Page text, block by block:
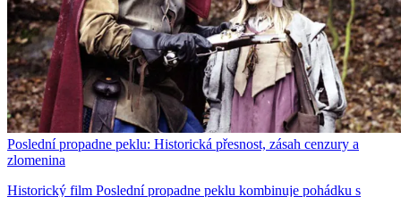
Poslední propadne peklu: Historická přesnost, zásah cenzury a
zlomenina
Historický film Poslední propadne peklu kombinuje pohádku s